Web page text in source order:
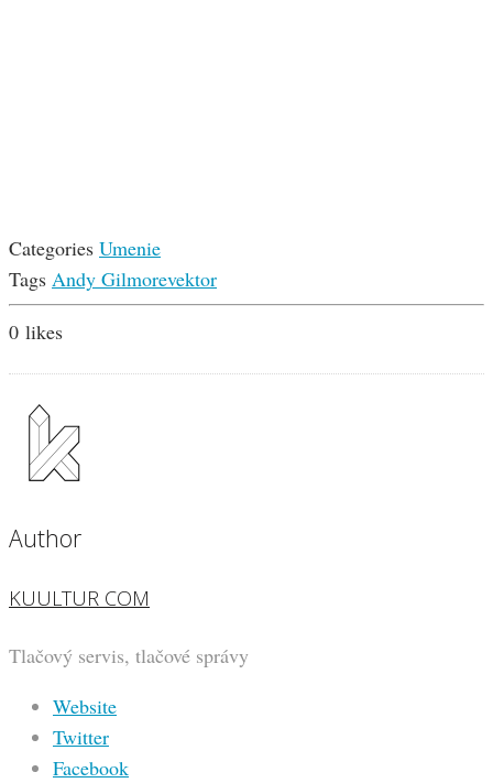
Categories Umenie
Tags Andy Gilmorevektor
0 likes
Author
KUULTUR COM
Tlačový servis, tlačové správy
Website
Twitter
Facebook